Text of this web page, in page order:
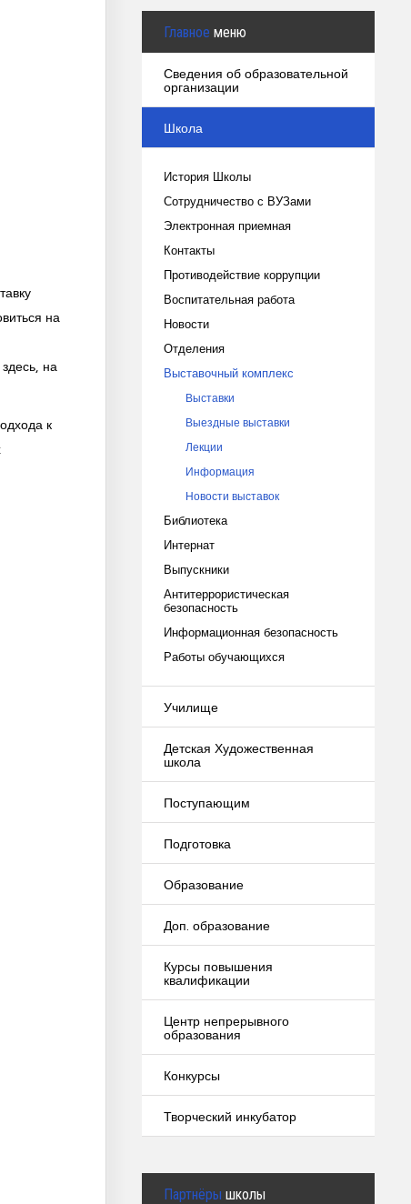
на
на
к
Главное меню
Сведения об образовательной
организации
Школа
История Школы
Сотрудничество с ВУЗами
Электронная приемная
Контакты
Противодействие коррупции
Воспитательная работа
Новости
Отделения
Выставочный комплекс
Выставки
Выездные выставки
Лекции
Информация
Новости выставок
Библиотека
Интернат
Выпускники
Антитеррористическая
безопасность
Информационная безопасность
Работы обучающихся
Училище
Детская Художественная
школа
Поступающим
Подготовка
Образование
Доп. образование
Курсы повышения
квалификации
Центр непрерывного
образования
Конкурсы
Творческий инкубатор
Партнёры школы